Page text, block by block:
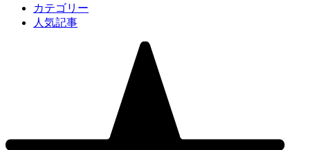
カテゴリー
人気記事